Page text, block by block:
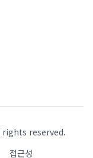
rights reserved.
접근성